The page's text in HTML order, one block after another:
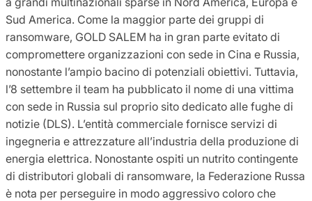
Sud America. Come la maggior parte dei gruppi di
ransomware, GOLD SALEM ha in gran parte evitato di
compromettere organizzazioni con sede in Cina e Russia,
nonostante l’ampio bacino di potenziali obiettivi. Tuttavia,
l’8 settembre il team ha pubblicato il nome di una vittima
con sede in Russia sul proprio sito dedicato alle fughe di
notizie (DLS). L’entità commerciale fornisce servizi di
ingegneria e attrezzature all’industria della produzione di
energia elettrica. Nonostante ospiti un nutrito contingente
di distributori globali di ransomware, la Federazione Russa
è nota per perseguire in modo aggressivo coloro che